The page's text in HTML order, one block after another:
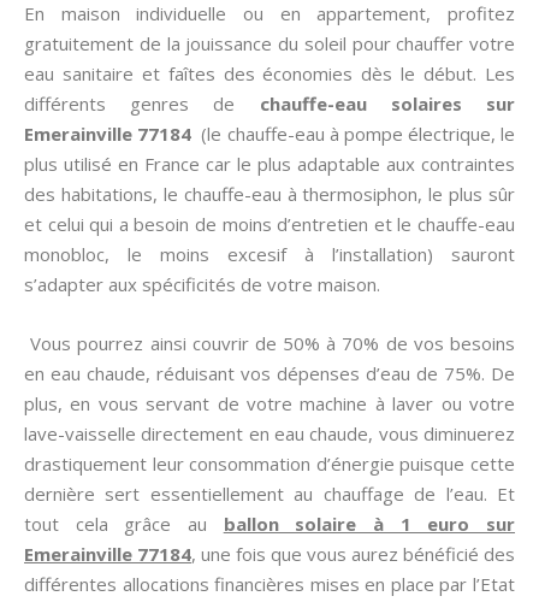
En maison individuelle ou en appartement, profitez
gratuitement de la jouissance du soleil pour chauffer votre
eau sanitaire et faîtes des économies dès le début. Les
différents genres de chauffe-eau solaires sur
Emerainville 77184 (le chauffe-eau à pompe électrique, le
plus utilisé en France car le plus adaptable aux contraintes
des habitations, le chauffe-eau à thermosiphon, le plus sûr
et celui qui a besoin de moins d’entretien et le chauffe-eau
monobloc, le moins excesif à l’installation) sauront
s’adapter aux spécificités de votre maison.
Vous pourrez ainsi couvrir de 50% à 70% de vos besoins
en eau chaude, réduisant vos dépenses d’eau de 75%. De
plus, en vous servant de votre machine à laver ou votre
lave-vaisselle directement en eau chaude, vous diminuerez
drastiquement leur consommation d’énergie puisque cette
dernière sert essentiellement au chauffage de l’eau. Et
tout cela grâce au ballon solaire à 1 euro sur
Emerainville 77184, une fois que vous aurez bénéficié des
différentes allocations financières mises en place par l’Etat